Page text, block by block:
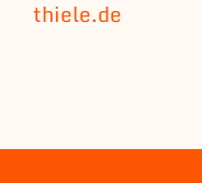
thiele.de